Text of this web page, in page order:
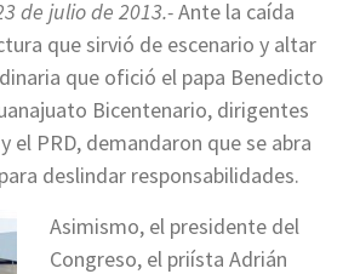
de julio de 2013.-Ante la caída
que sirvió de escenario y altar
que ofició el papa Benedicto
Bicentenario, dirigentes
el PRD, demandaron que se abra
deslindar responsabilidades.
Asimismo, el presidente del
Congreso, el priísta Adrián